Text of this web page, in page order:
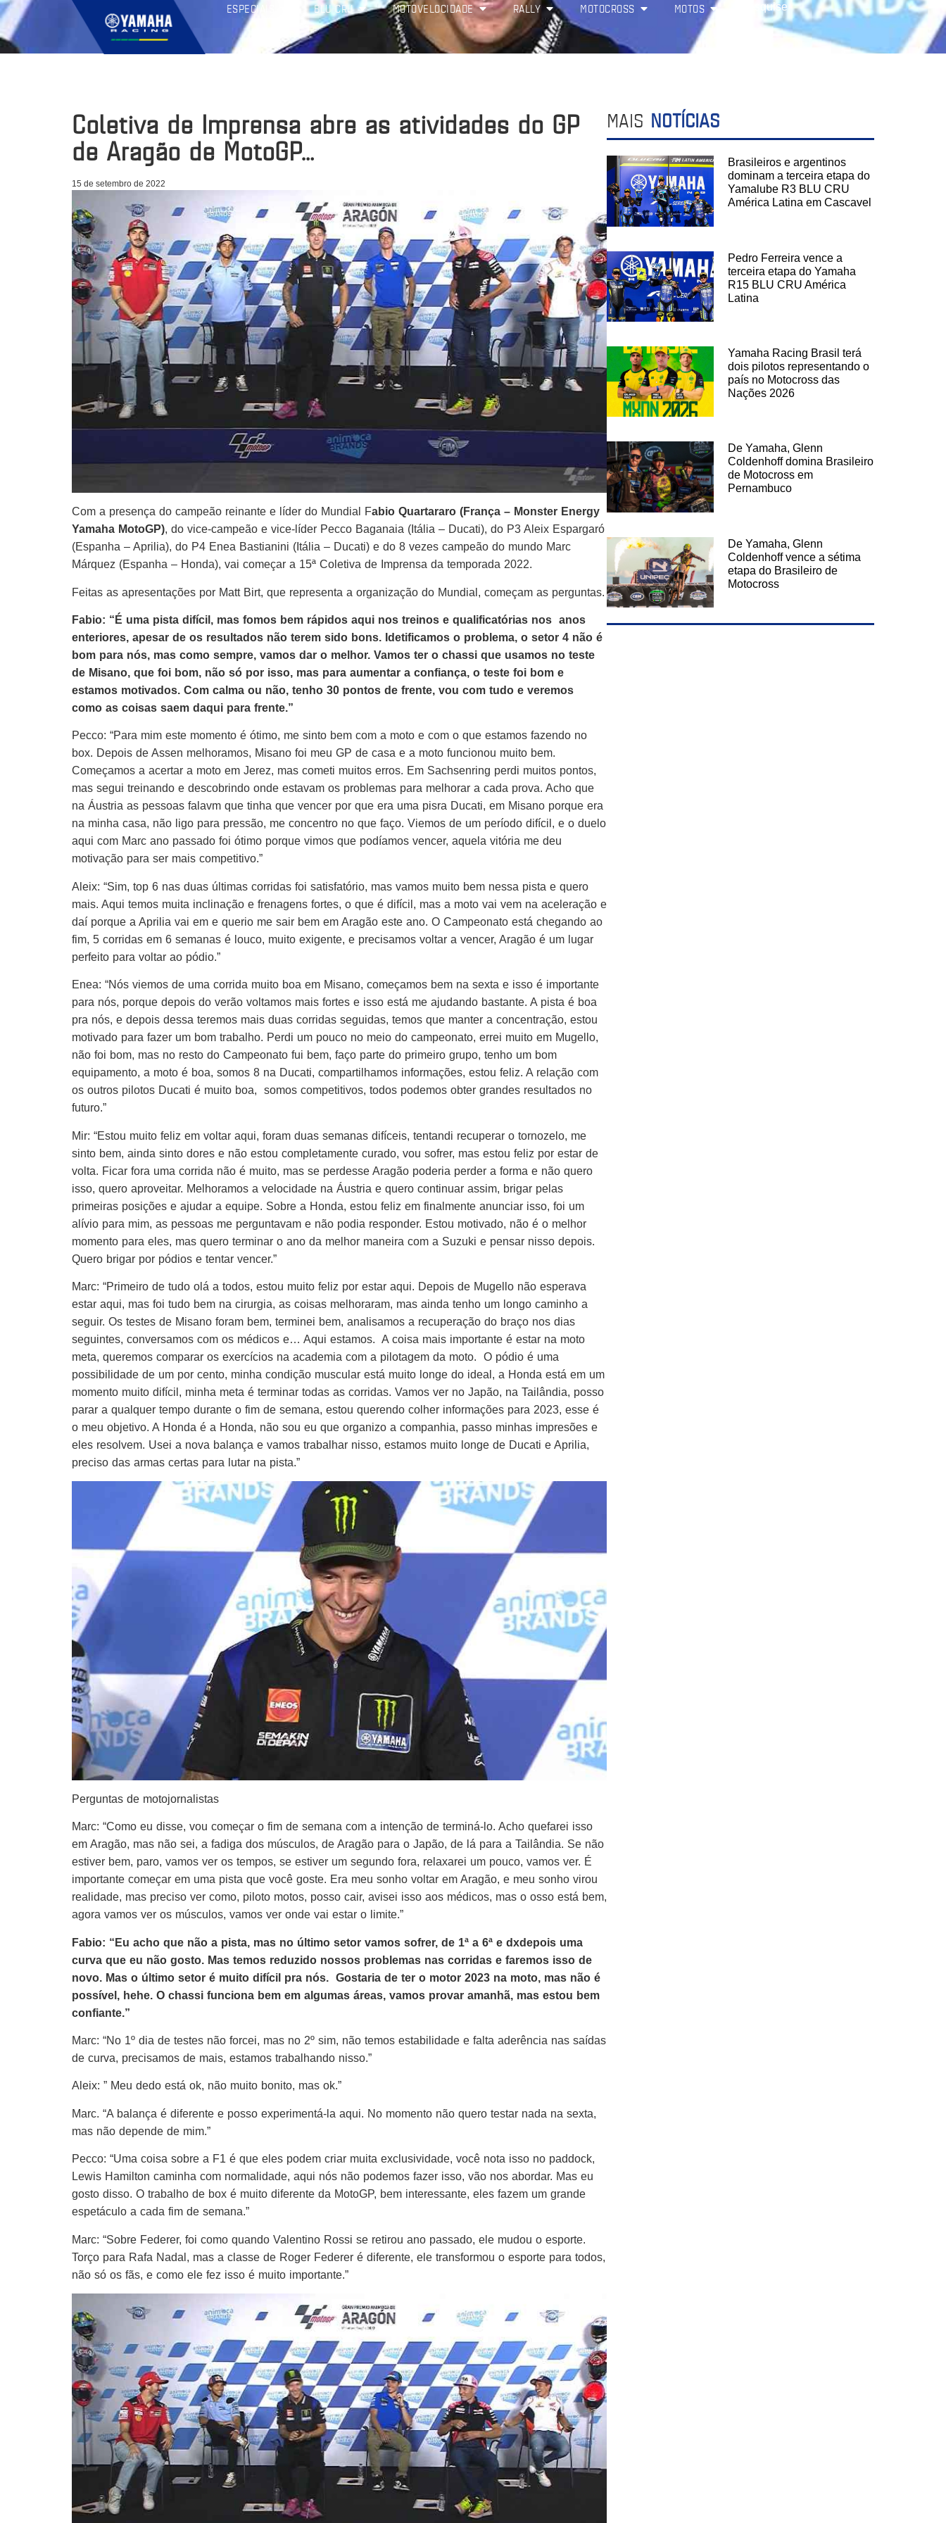
ESPECIAIS BLU CRU MOTOVELOCIDADE RALLY MOTOCROSS MOTOS
Coletiva de Imprensa abre as atividades do GP
de Aragão de MotoGP…
15 de setembro de 2022
Com a presença do campeão reinante e líder do Mundial Fabio Quartararo (França – Monster Energy
Yamaha MotoGP), do vice-campeão e vice-líder Pecco Baganaia (Itália – Ducati), do P3 Aleix Espargaró
(Espanha – Aprilia), do P4 Enea Bastianini (Itália – Ducati) e do 8 vezes campeão do mundo Marc
Márquez (Espanha – Honda), vai começar a 15ª Coletiva de Imprensa da temporada 2022.
Feitas as apresentações por Matt Birt, que representa a organização do Mundial, começam as perguntas.
Fabio: “É uma pista difícil, mas fomos bem rápidos aqui nos treinos e qualificatórias nos anos
enteriores, apesar de os resultados não terem sido bons. Idetificamos o problema, o setor 4 não é
bom para nós, mas como sempre, vamos dar o melhor. Vamos ter o chassi que usamos no teste
de Misano, que foi bom, não só por isso, mas para aumentar a confiança, o teste foi bom e
estamos motivados. Com calma ou não, tenho 30 pontos de frente, vou com tudo e veremos
como as coisas saem daqui para frente.”
Pecco: “Para mim este momento é ótimo, me sinto bem com a moto e com o que estamos fazendo no
box. Depois de Assen melhoramos, Misano foi meu GP de casa e a moto funcionou muito bem.
Começamos a acertar a moto em Jerez, mas cometi muitos erros. Em Sachsenring perdi muitos pontos,
mas segui treinando e descobrindo onde estavam os problemas para melhorar a cada prova. Acho que
na Áustria as pessoas falavm que tinha que vencer por que era uma pisra Ducati, em Misano porque era
na minha casa, não ligo para pressão, me concentro no que faço. Viemos de um período difícil, e o duelo
aqui com Marc ano passado foi ótimo porque vimos que podíamos vencer, aquela vitória me deu
motivação para ser mais competitivo.”
Aleix: “Sim, top 6 nas duas últimas corridas foi satisfatório, mas vamos muito bem nessa pista e quero
mais. Aqui temos muita inclinação e frenagens fortes, o que é difícil, mas a moto vai vem na aceleração e
daí porque a Aprilia vai em e querio me sair bem em Aragão este ano. O Campeonato está chegando ao
fim, 5 corridas em 6 semanas é louco, muito exigente, e precisamos voltar a vencer, Aragão é um lugar
perfeito para voltar ao pódio.”
Enea: “Nós viemos de uma corrida muito boa em Misano, começamos bem na sexta e isso é importante
para nós, porque depois do verão voltamos mais fortes e isso está me ajudando bastante. A pista é boa
pra nós, e depois dessa teremos mais duas corridas seguidas, temos que manter a concentração, estou
motivado para fazer um bom trabalho. Perdi um pouco no meio do campeonato, errei muito em Mugello,
não foi bom, mas no resto do Campeonato fui bem, faço parte do primeiro grupo, tenho um bom
equipamento, a moto é boa, somos 8 na Ducati, compartilhamos informações, estou feliz. A relação com
os outros pilotos Ducati é muito boa, somos competitivos, todos podemos obter grandes resultados no
futuro.”
Mir: “Estou muito feliz em voltar aqui, foram duas semanas difíceis, tentandi recuperar o tornozelo, me
sinto bem, ainda sinto dores e não estou completamente curado, vou sofrer, mas estou feliz por estar de
volta. Ficar fora uma corrida não é muito, mas se perdesse Aragão poderia perder a forma e não quero
isso, quero aproveitar. Melhoramos a velocidade na Áustria e quero continuar assim, brigar pelas
primeiras posições e ajudar a equipe. Sobre a Honda, estou feliz em finalmente anunciar isso, foi um
alívio para mim, as pessoas me perguntavam e não podia responder. Estou motivado, não é o melhor
momento para eles, mas quero terminar o ano da melhor maneira com a Suzuki e pensar nisso depois.
Quero brigar por pódios e tentar vencer.”
Marc: “Primeiro de tudo olá a todos, estou muito feliz por estar aqui. Depois de Mugello não esperava
estar aqui, mas foi tudo bem na cirurgia, as coisas melhoraram, mas ainda tenho um longo caminho a
seguir. Os testes de Misano foram bem, terminei bem, analisamos a recuperação do braço nos dias
seguintes, conversamos com os médicos e… Aqui estamos. A coisa mais importante é estar na moto
meta, queremos comparar os exercícios na academia com a pilotagem da moto. O pódio é uma
possibilidade de um por cento, minha condição muscular está muito longe do ideal, a Honda está em um
momento muito difícil, minha meta é terminar todas as corridas. Vamos ver no Japão, na Tailândia, posso
parar a qualquer tempo durante o fim de semana, estou querendo colher informações para 2023, esse é
o meu objetivo. A Honda é a Honda, não sou eu que organizo a companhia, passo minhas impresões e
eles resolvem. Usei a nova balança e vamos trabalhar nisso, estamos muito longe de Ducati e Aprilia,
preciso das armas certas para lutar na pista.”
Perguntas de motojornalistas
Marc: “Como eu disse, vou começar o fim de semana com a intenção de terminá-lo. Acho quefarei isso
em Aragão, mas não sei, a fadiga dos músculos, de Aragão para o Japão, de lá para a Tailândia. Se não
estiver bem, paro, vamos ver os tempos, se estiver um segundo fora, relaxarei um pouco, vamos ver. É
importante começar em uma pista que você goste. Era meu sonho voltar em Aragão, e meu sonho virou
realidade, mas preciso ver como, piloto motos, posso cair, avisei isso aos médicos, mas o osso está bem,
agora vamos ver os músculos, vamos ver onde vai estar o limite.”
Fabio: “Eu acho que não a pista, mas no último setor vamos sofrer, de 1ª a 6ª e dxdepois uma
curva que eu não gosto. Mas temos reduzido nossos problemas nas corridas e faremos isso de
novo. Mas o último setor é muito difícil pra nós. Gostaria de ter o motor 2023 na moto, mas não é
possível, hehe. O chassi funciona bem em algumas áreas, vamos provar amanhã, mas estou bem
confiante.”
Marc: “No 1º dia de testes não forcei, mas no 2º sim, não temos estabilidade e falta aderência nas saídas
de curva, precisamos de mais, estamos trabalhando nisso.”
Aleix: ” Meu dedo está ok, não muito bonito, mas ok.”
Marc. “A balança é diferente e posso experimentá-la aqui. No momento não quero testar nada na sexta,
mas não depende de mim.”
Pecco: “Uma coisa sobre a F1 é que eles podem criar muita exclusividade, você nota isso no paddock,
Lewis Hamilton caminha com normalidade, aqui nós não podemos fazer isso, vão nos abordar. Mas eu
gosto disso. O trabalho de box é muito diferente da MotoGP, bem interessante, eles fazem um grande
espetáculo a cada fim de semana.”
Marc: “Sobre Federer, foi como quando Valentino Rossi se retirou ano passado, ele mudou o esporte.
Torço para Rafa Nadal, mas a classe de Roger Federer é diferente, ele transformou o esporte para todos,
não só os fãs, e como ele fez isso é muito importante.”
MAIS NOTÍCIAS
Brasileiros e argentinos
dominam a terceira etapa do
Yamalube R3 BLU CRU
América Latina em Cascavel
Pedro Ferreira vence a
terceira etapa do Yamaha
R15 BLU CRU América
Latina
Yamaha Racing Brasil terá
dois pilotos representando o
país no Motocross das
Nações 2026
De Yamaha, Glenn
Coldenhoff domina Brasileiro
de Motocross em
Pernambuco
De Yamaha, Glenn
Coldenhoff vence a sétima
etapa do Brasileiro de
Motocross